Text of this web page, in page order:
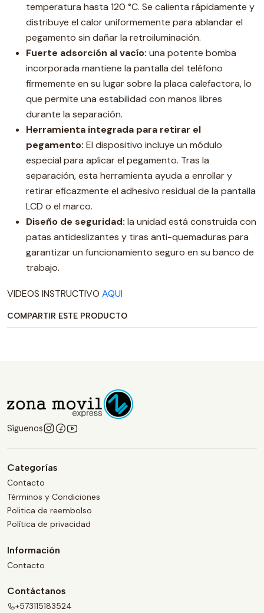
temperatura hasta 120 °C. Se calienta rápidamente y
distribuye el calor uniformemente para ablandar el
pegamento sin dañar la retroiluminación.
Fuerte adsorción al vacío: una potente bomba
incorporada mantiene la pantalla del teléfono
firmemente en su lugar sobre la placa calefactora, lo
que permite una estabilidad con manos libres
durante la separación.
Herramienta integrada para retirar el
pegamento: El dispositivo incluye un módulo
especial para aplicar el pegamento. Tras la
separación, esta herramienta ayuda a enrollar y
retirar eficazmente el adhesivo residual de la pantalla
LCD o el marco.
Diseño de seguridad: la unidad está construida con
patas antideslizantes y tiras anti-quemaduras para
garantizar un funcionamiento seguro en su banco de
trabajo.
VIDEOS INSTRUCTIVO AQUI
COMPARTIR ESTE PRODUCTO
Síguenos
Categorías
Contacto
Términos y Condiciones
Politica de reembolso
Política de privacidad
Información
Contacto
Contáctanos
+573115183524